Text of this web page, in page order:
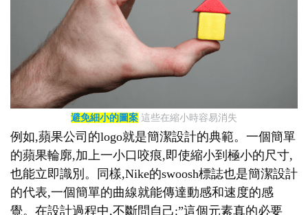
避免細小的圖案 這些在縮小時容易消失
例如,蘋果公司的logo就是簡潔設計的典範。一個簡單
的蘋果輪廓,加上一小口咬痕,即使縮小到極小的尺寸,
也能立即識別。同樣,Nike的swoosh標誌也是簡潔設計
的代表,一個簡單的曲線就能傳達動感和速度的感
覺。在設計過程中,不斷問自己:”這個元素真的必要